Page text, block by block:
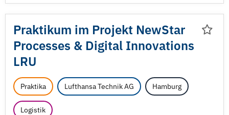
Praktikum im Projekt NewStar
Processes & Digital Innovations
LRU
Praktika Lufthansa Technik AG Hamburg
Logistik